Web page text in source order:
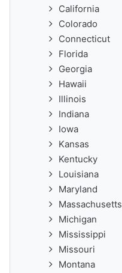
California
Colorado
Connecticut
Florida
Georgia
Hawaii
Illinois
Indiana
Iowa
Kansas
Kentucky
Louisiana
Maryland
Massachusetts
Michigan
Mississippi
Missouri
Montana